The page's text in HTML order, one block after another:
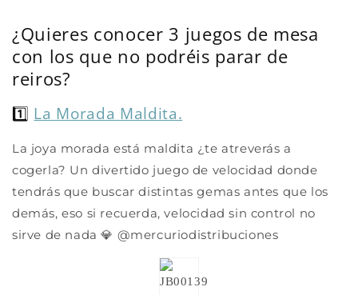
¿Quieres conocer 3 juegos de mesa
con los que no podréis parar de
reiros?
1️⃣ La Morada Maldita.
La joya morada está maldita ¿te atreverás a
cogerla? Un divertido juego de velocidad donde
tendrás que buscar distintas gemas antes que los
demás, eso si recuerda, velocidad sin control no
sirve de nada 💎 @mercuriodistribuciones